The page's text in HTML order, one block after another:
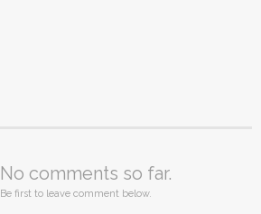
No comments so far.
Be first to leave comment below.